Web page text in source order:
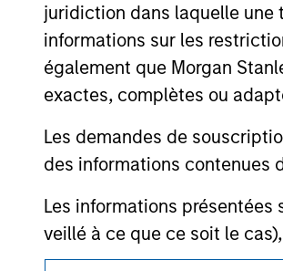
juridiction dans laquelle une
informations sur les
également que Morgan
exactes, complètes ou
Les demandes de
des informations contenues
Les informations
veillé à ce que ce soit le
informations ainsi